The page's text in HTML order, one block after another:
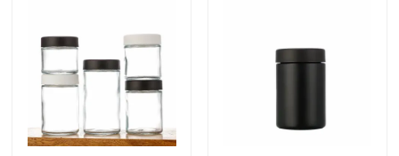
Video
Circa noi
Giro della fabbrica